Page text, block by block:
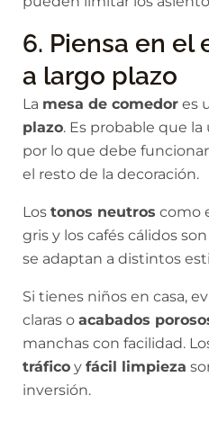
6. Piensa en el
a largo plazo
La mesa de comedor es
plazo. Es probable que la
por lo que debe
el resto de la decoración.
Los tonos neutros como
gris y los cafés cálidos
se adaptan a distintos
Si tienes niños en casa,
claras o acabados
manchas con facilidad.
tráfico y fácil limpieza
inversión.